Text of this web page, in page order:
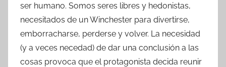
ser humano. Somos seres libres y hedonistas,
necesitados de un Winchester para divertirse,
emborracharse, perderse y volver. La necesidad
(y a veces necedad) de dar una conclusión a las
cosas provoca que el protagonista decida reunir